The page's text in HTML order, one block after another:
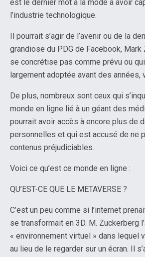
est le dernier mot à la mode à avoir
l’industrie technologique.
Il pourrait s’agir de l’avenir ou de la
grandiose du PDG de Facebook, Mark
se concrétise pas comme prévu ou qui
largement adoptée avant des années,
De plus, nombreux sont ceux qui
monde en ligne lié à un géant des
pourrait avoir accès à encore plus de
personnelles et qui est accusé de ne
contenus préjudiciables.
Voici ce qu’est ce monde en ligne :
QU’EST-CE QUE LE METAVERSE ?
C’est un peu comme si l’internet
se transformait en 3D. M. Zuckerberg
« environnement virtuel » dans lequel
au lieu de le regarder sur un écran. Il